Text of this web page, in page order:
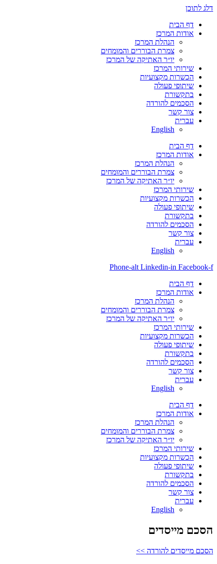
דלג לתוכן
דף הבית
אודות המרכז
הנהלת המרכז
צמרת הבוררים והמומחים
יו״ר האתיקה של המרכז
שירותי המרכז
הכשרות מקצועיות
שיתופי פעולה
בתקשורת
הסכמים להורדה
צור קשר
עברית
English
דף הבית
אודות המרכז
הנהלת המרכז
צמרת הבוררים והמומחים
יו״ר האתיקה של המרכז
שירותי המרכז
הכשרות מקצועיות
שיתופי פעולה
בתקשורת
הסכמים להורדה
צור קשר
עברית
English
Phone-alt Linkedin-in Facebook-f
דף הבית
אודות המרכז
הנהלת המרכז
צמרת הבוררים והמומחים
יו״ר האתיקה של המרכז
שירותי המרכז
הכשרות מקצועיות
שיתופי פעולה
בתקשורת
הסכמים להורדה
צור קשר
עברית
English
דף הבית
אודות המרכז
הנהלת המרכז
צמרת הבוררים והמומחים
יו״ר האתיקה של המרכז
שירותי המרכז
הכשרות מקצועיות
שיתופי פעולה
בתקשורת
הסכמים להורדה
צור קשר
עברית
English
הסכם מייסדים
הסכם מייסדים להורדה >>